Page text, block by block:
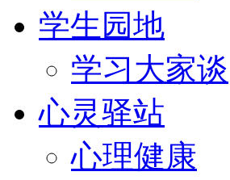
学生园地
学习大家谈
心灵驿站
心理健康